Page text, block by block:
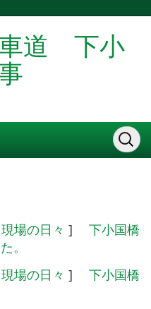
車道 下小
現場の日々 ] 下小国橋
。
現場の日々 ] 下小国橋